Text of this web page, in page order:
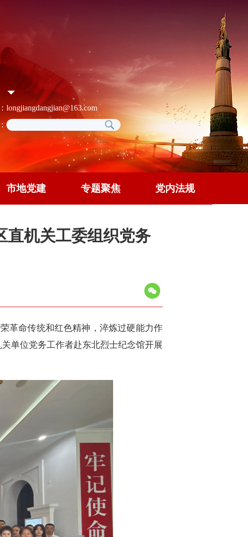
longjiangdangjian@163.com
市地党建 专题聚焦 党内法规
机关工委组织党务
革命传统和红色精神，淬炼过硬能力作
单位党务工作者赴东北烈士纪念馆开展